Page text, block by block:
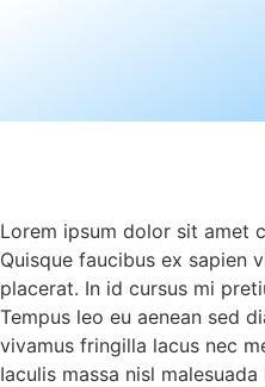
Lorem ipsum dolor sit amet
Quisque faucibus ex sapien
placerat. In id cursus mi
Tempus leo eu aenean sed
vivamus fringilla lacus nec
Iaculis massa nisl